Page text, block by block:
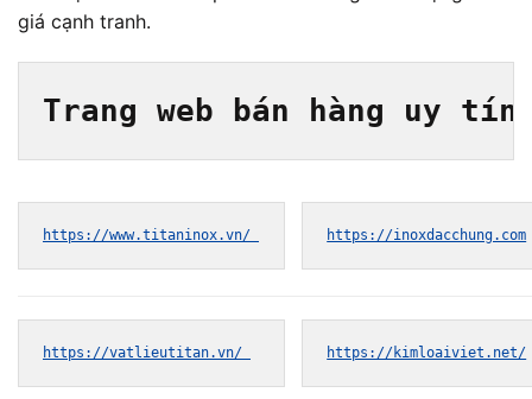
giá cạnh tranh.
Trang web bán hàng uy tín
https://www.titaninox.vn/ https://inoxdacchung.com
https://vatlieutitan.vn/ https://kimloaiviet.net/